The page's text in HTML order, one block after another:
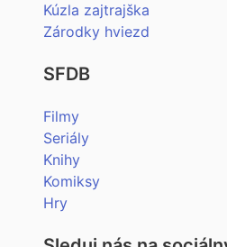
Kúzla zajtrajška
Zárodky hviezd
SFDB
Filmy
Seriály
Knihy
Komiksy
Hry